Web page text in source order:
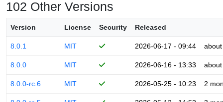
102 Other Versions
Version License Security Released
8.0.1 MIT 2026-06-17 - 09:44
8.0.0 MIT 2026-06-16 - 13:33
8.0.0-rc.6 MIT 2026-05-25 - 10:23 2